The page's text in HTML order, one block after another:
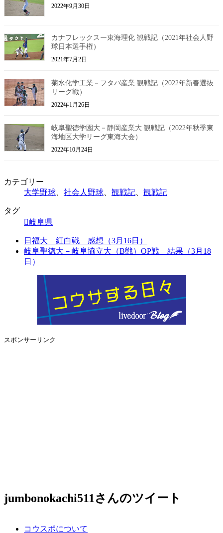
2022年9月30日
カナフレックスー東海理化 観戦記（2021年社会人野
球日本選手権）
2021年7月2日
菊水化学工業－フタバ産業 観戦記（2022年新春選抜
リーグ戦）
2022年1月26日
岐阜聖徳学園大－静岡産業大 観戦記（2022年秋季東
海地区大学リーグ東海大会）
2022年10月24日
カテゴリー
大学野球
社会人野球 観戦記 観戦記
タグ
岐阜県
日福大 紅白戦 感想（3月16日）
岐阜聖徳大－岐阜協立大（B戦）OP戦 結果（3月18
日）
スポンサーリンク
jumbonokachi511さんのツイート
コウスポについて